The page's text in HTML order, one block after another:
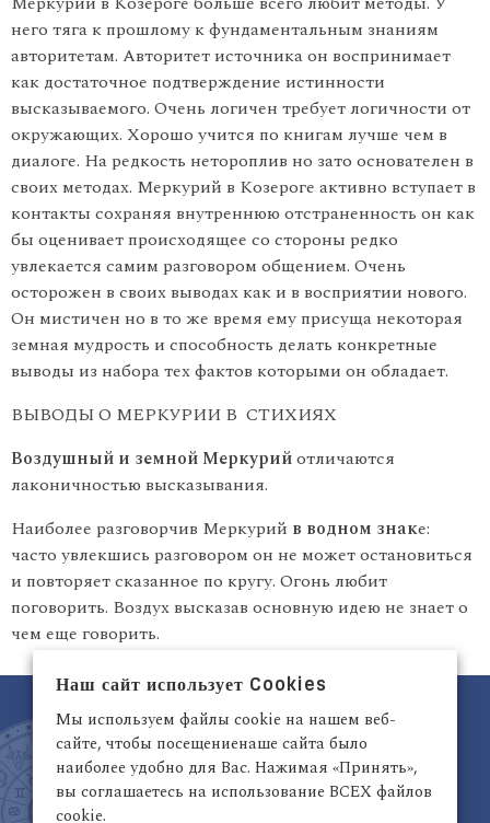
него тяга к прошлому к фундаментальным знаниям
авторитетам. Авторитет источника он воспринимает
как достаточное подтверждение истинности
высказываемого. Очень логичен требует логичности от
окружающих. Хорошо учится по книгам лучше чем в
диалоге. На редкость нетороплив но зато основателен в
своих методах. Меркурий в Козероге активно вступает в
контакты сохраняя внутреннюю отстраненность он как
бы оценивает происходящее со стороны редко
увлекается самим разговором общением. Очень
осторожен в своих выводах как и в восприятии нового.
Он мистичен но в то же время ему присуща некоторая
земная мудрость и способ­ность делать конкретные
выводы из набора тех фактов которыми он обладает.
ВЫВОДЫ О МЕРКУРИИ В СТИХИЯХ
Воздушный и земной Меркурийотличаются
лаконичностью вы­сказывания.
Наиболее разговорчив Меркурий в водном знаке:
часто увлекшись разговором он не может остановиться
и повторяет ска­занное по кругу. Огонь любит
поговорить. Воздух высказав основ­ную идею не знает о
чем еще говорить.
Наш сайт использует Cookies
Мы используем файлы cookie на нашем веб-
сайте, чтобы посещениенаше сайта было
наиболее удобно для Вас. Нажимая «Принять»,
вы соглашаетесь на использование ВСЕХ файлов
cookie.